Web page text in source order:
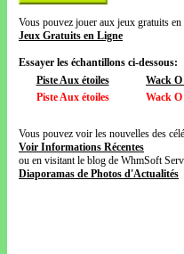
Vous pouvez jouer aux jeux gratuits
Jeux Gratuits en Ligne
Essayer les échantillons ci-dessous:
Piste Aux étoiles
Wack
Piste Aux étoiles
Wack
Vous pouvez voir les nouvelles des
Voir Informations Récentes
ou en visitant le blog de WhmSoft
Diaporamas de Photos d'Actualités